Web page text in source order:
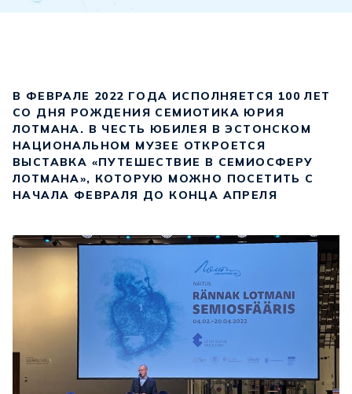
В ФЕВРАЛЕ 2022 ГОДА ИСПОЛНЯЕТСЯ 100 ЛЕТ
СО ДНЯ РОЖДЕНИЯ СЕМИОТИКА ЮРИЯ
ЛОТМАНА. В ЧЕСТЬ ЮБИЛЕЯ В ЭСТОНСКОМ
НАЦИОНАЛЬНОМ МУЗЕЕ ОТКРОЕТСЯ
ВЫСТАВКА «ПУТЕШЕСТВИЕ В СЕМИОСФЕРУ
ЛОТМАНА», КОТОРУЮ МОЖНО ПОСЕТИТЬ С
НАЧАЛА ФЕВРАЛЯ ДО КОНЦА АПРЕЛЯ